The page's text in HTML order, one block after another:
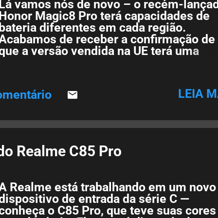
vamos nós de novo – o recém-
Magic8 Pro terá capacidades de
diferentes em cada região.
de receber a confirmação de
a versão vendida na UE terá uma
Honor Magic8 Pro O Magic8 Pro já está
na China e os consumidores
carbono de 7.200 mAh. No
versão global que será lançada em
terá uma capacidade de 7.100 mAh. Essa
é inferior a 2% e
notarão isto: a versão europeia do
terá apenas uma bateria de 6.270
estão as versões global e europeia
a lado: Honor Magic8 Pro: variante
LEIA
Realme C85 Pro
Realme está trabalhando em um novo
de entrada da série C —
o C85 Pro, que teve suas cores